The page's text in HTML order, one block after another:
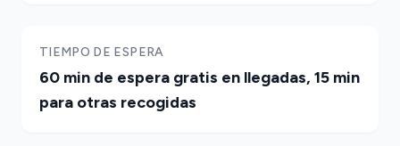
TIEMPO DE ESPERA
60 min de espera gratis en llegadas, 15 min
para otras recogidas